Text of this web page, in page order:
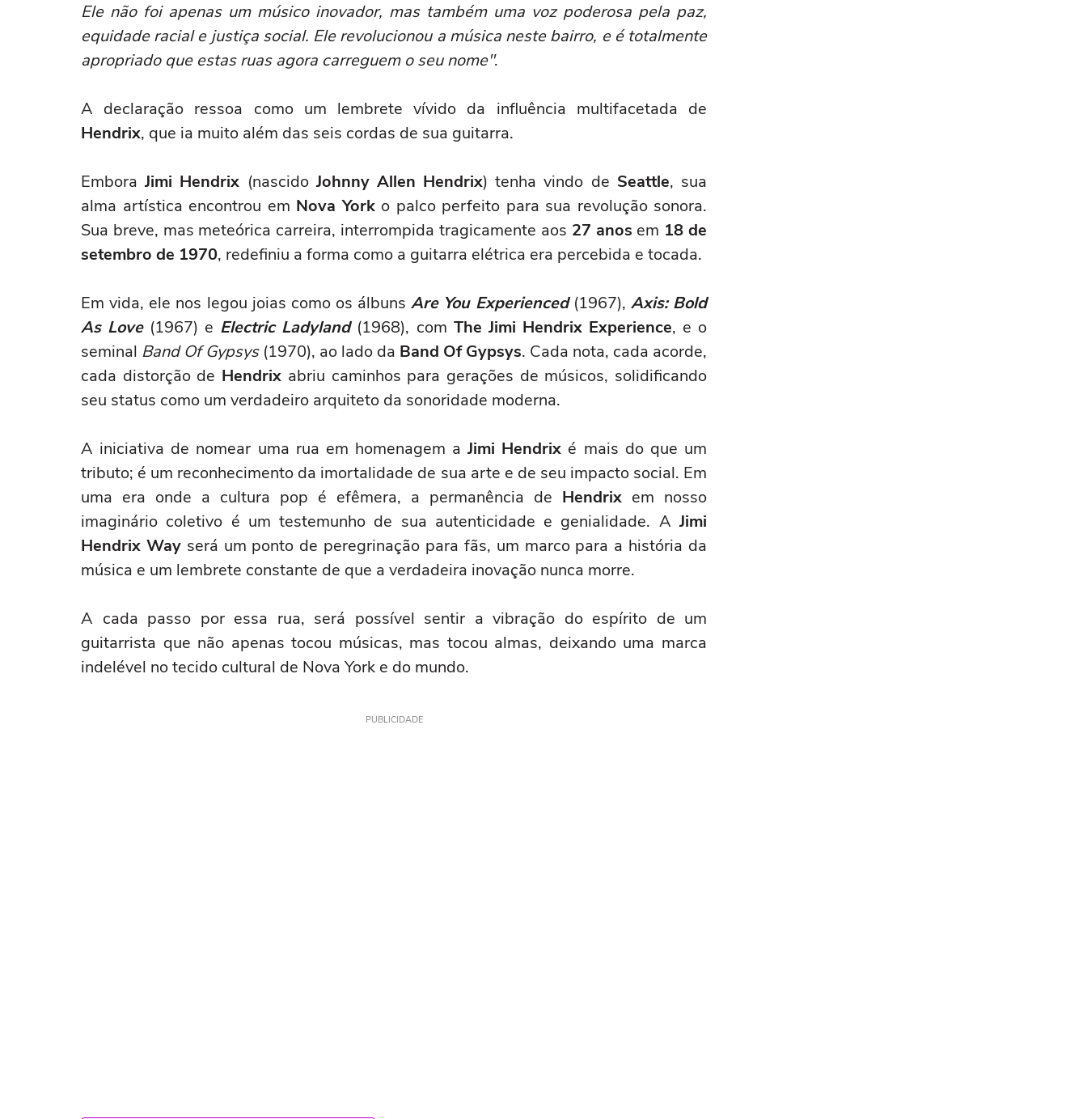
Ele não foi apenas um músico inovador, mas também uma voz poderosa pela paz,
equidade racial e justiça social. Ele revolucionou a música neste bairro, e é totalmente
apropriado que estas ruas agora carreguem o seu nome".
A declaração ressoa como um lembrete vívido da influência multifacetada de
Hendrix, que ia muito além das seis cordas de sua guitarra.
EmboraJimi Hendrix (nascidoJohnny Allen Hendrix) tenha vindo de Seattle, sua
alma artística encontrou em Nova York o palco perfeito para sua revolução sonora.
Sua breve, mas meteórica carreira, interrompida tragicamente aos 27 anos em 18 de
setembro de 1970, redefiniu a forma como a guitarra elétrica era percebida e tocada.
Em vida, ele nos legou joias como os álbuns Are You Experienced (1967), Axis: Bold
As Love(1967) e Electric Ladyland(1968), com The Jimi Hendrix Experience, e o
seminal Band Of Gypsys(1970), ao lado da Band Of Gypsys. Cada nota, cada acorde,
cada distorção de Hendrix abriu caminhos para gerações de músicos, solidificando
seu status como um verdadeiro arquiteto da sonoridade moderna.
A iniciativa de nomear uma rua em homenagem aJimi Hendrix é mais do que um
tributo; é um reconhecimento da imortalidade de sua arte e de seu impacto social. Em
uma era onde a cultura pop é efêmera, a permanência de Hendrix em nosso
imaginário coletivo é um testemunho de sua autenticidade e genialidade. A Jimi
Hendrix Wayserá um ponto de peregrinação para fãs, um marco para a história da
música e um lembrete constante de que a verdadeira inovação nunca morre.
A cada passo por essa rua, será possível sentir a vibração do espírito de um
guitarrista que não apenas tocou músicas, mas tocou almas, deixando uma marca
indelével no tecido cultural de Nova York e do mundo.
PUBLICIDADE